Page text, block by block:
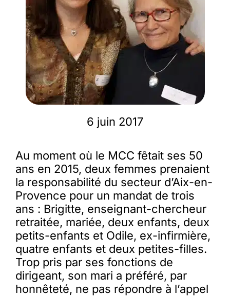
Membres
L’actu
Nous soutenir
La revue Responsables
6 juin 2017
Au moment où le MCC fêtait ses 50
ans en 2015, deux femmes prenaient
la responsabilité du secteur d’Aix-en-
Provence pour un mandat de trois
ans : Brigitte, enseignant-chercheur
retraitée, mariée, deux enfants, deux
petits-enfants et Odile, ex-infirmière,
quatre enfants et deux petites-filles.
Trop pris par ses fonctions de
dirigeant, son mari a préféré, par
honnêteté, ne pas répondre à l’appel